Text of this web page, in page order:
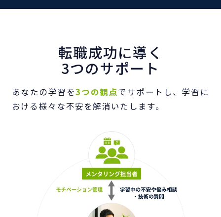
転職成功に導く
3つのサポート
あなたの学習を3つの観点でサポートし、学習に
おける様々な不安を解消いたします。